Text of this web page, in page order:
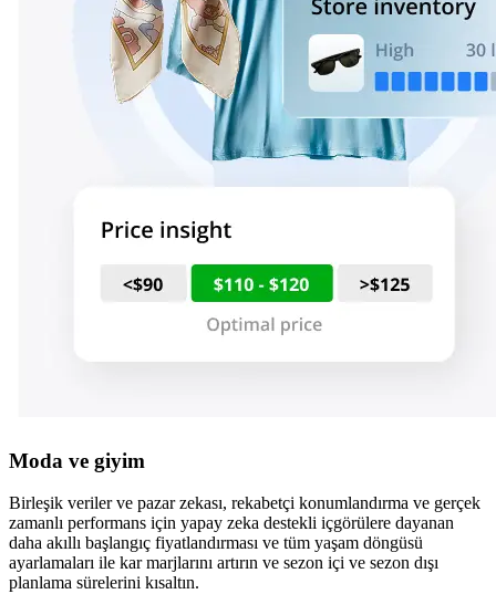
Moda ve giyim
Birleşik veriler ve pazar zekası, rekabetçi konumlandırma ve gerçek
zamanlı performans için yapay zeka destekli içgörülere dayanan
daha akıllı başlangıç fiyatlandırması ve tüm yaşam döngüsü
ayarlamaları ile kar marjlarını artırın ve sezon içi ve sezon dışı
planlama sürelerini kısaltın.